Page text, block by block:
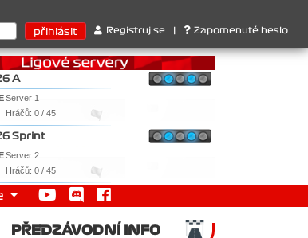
. 2. Williams , 3. RedBull ..... SprintCup - 1.
Registruj se Zapomenuté heslo
A
Server 1
Hráčů: 0 / 45
Sprint
Server 2
Hráčů: 0 / 45
PŘEDZÁVODNÍ INFO